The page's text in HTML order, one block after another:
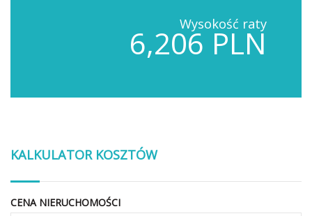
Wysokość raty
6,206 PLN
KALKULATOR KOSZTÓW
CENA NIERUCHOMOŚCI